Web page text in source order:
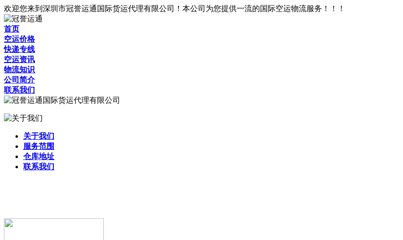
欢迎您来到深圳市冠誉运通国际货运代理有限公司！本公司为您提供一流的国际空运物流服务！！！
首页
空运价格
快递专线
空运资讯
物流知识
公司简介
联系我们
关于我们
服务范围
仓库地址
联系我们